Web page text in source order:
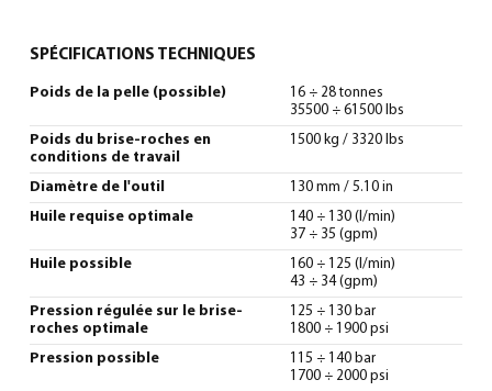
SPÉCIFICATIONS TECHNIQUES
Poids de la pelle (possible)
16 ÷ 28 tonnes
35500 ÷ 61500 lbs
Poids du brise-roches en
conditions de travail
1500 kg / 3320 lbs
Diamètre de l'outil 130 mm / 5.10 in
Huile requise optimale
140 ÷ 130 (l/min)
37 ÷ 35 (gpm)
Huile possible
160 ÷ 125 (l/min)
43 ÷ 34 (gpm)
Pression régulée sur le brise-
roches optimale
125 ÷ 130 bar
1800 ÷ 1900 psi
Pression possible
115 ÷ 140 bar
1700 ÷ 2000 psi